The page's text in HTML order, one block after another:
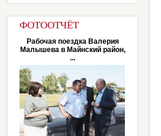
ФОТООТЧЁТ
Рабочая поездка Валерия
Малышева в Майнский район,
...